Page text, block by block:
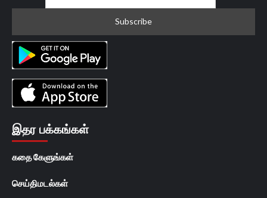
இதர பக்கங்கள்
கதை கேளுங்கள்
செய்திமடல்கள்